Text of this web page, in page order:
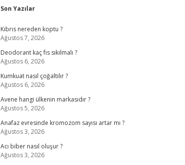
Sidebar
Son Yazılar
Kıbrıs nereden koptu ?
Ağustos 7, 2026
Deodorant kaç fıs sıkılmalı ?
Ağustos 6, 2026
Kumkuat nasıl çoğaltılır ?
Ağustos 6, 2026
Avene hangi ülkenin markasıdır ?
Ağustos 5, 2026
Anafaz evresinde kromozom sayısı artar mı ?
Ağustos 3, 2026
Acı biber nasıl oluşur ?
Ağustos 3, 2026